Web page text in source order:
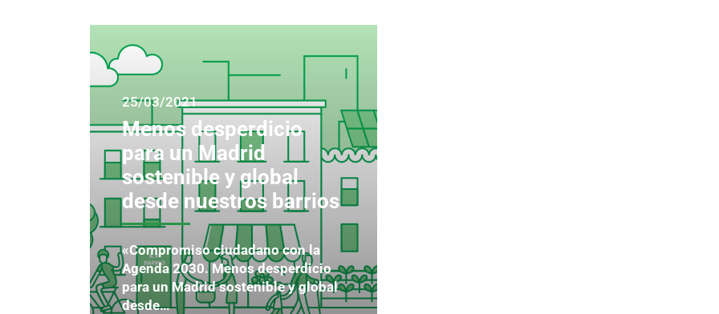
25/03/2021
Menos desperdicio
para un Madrid
sostenible y global
desde nuestros barrios
«Compromiso ciudadano con la
Agenda 2030. Menos desperdicio
para un Madrid sostenible y global
desde…